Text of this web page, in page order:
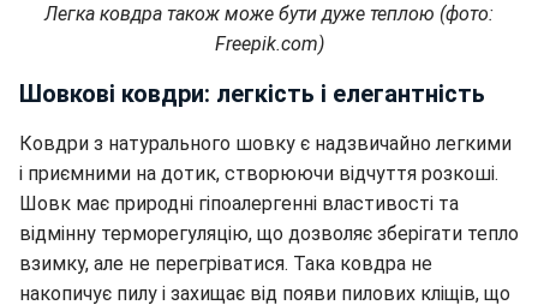
Легка ковдра також може бути дуже теплою (фото:
Freepik.com)
Шовкові ковдри: легкість і елегантність
Ковдри з натурального шовку є надзвичайно легкими
і приємними на дотик, створюючи відчуття розкоші.
Шовк має природні гіпоалергенні властивості та
відмінну терморегуляцію, що дозволяє зберігати тепло
взимку, але не перегріватися. Така ковдра не
накопичує пилу і захищає від появи пилових кліщів, що